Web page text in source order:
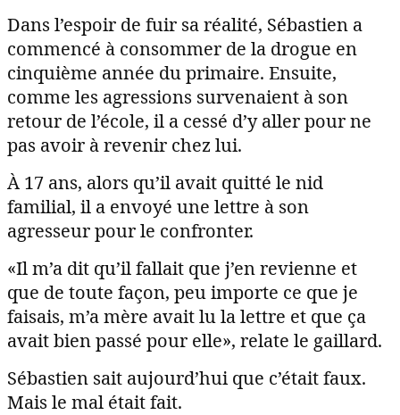
Dans l’espoir de fuir sa réalité, Sébastien a
commencé à consommer de la drogue en
cinquième année du primaire. Ensuite,
comme les agressions survenaient à son
retour de l’école, il a cessé d’y aller pour ne
pas avoir à revenir chez lui.
À 17 ans, alors qu’il avait quitté le nid
familial, il a envoyé une lettre à son
agresseur pour le confronter.
«Il m’a dit qu’il fallait que j’en revienne et
que de toute façon, peu importe ce que je
faisais, m’a mère avait lu la lettre et que ça
avait bien passé pour elle», relate le gaillard.
Sébastien sait aujourd’hui que c’était faux.
Mais le mal était fait.